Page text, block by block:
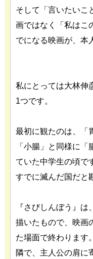
そして「言いたいこ
画ではなく「私はこ
でになる映画が、本
私にとっては大林伸
1つです。
最初に観たのは、「
「小腸」と同様に
ていた中学生の頃で
すでに滅んだ国だと
『さびしんぼう』
描いたもので、映画
た場面で終わります
隣で、主人公の肩に